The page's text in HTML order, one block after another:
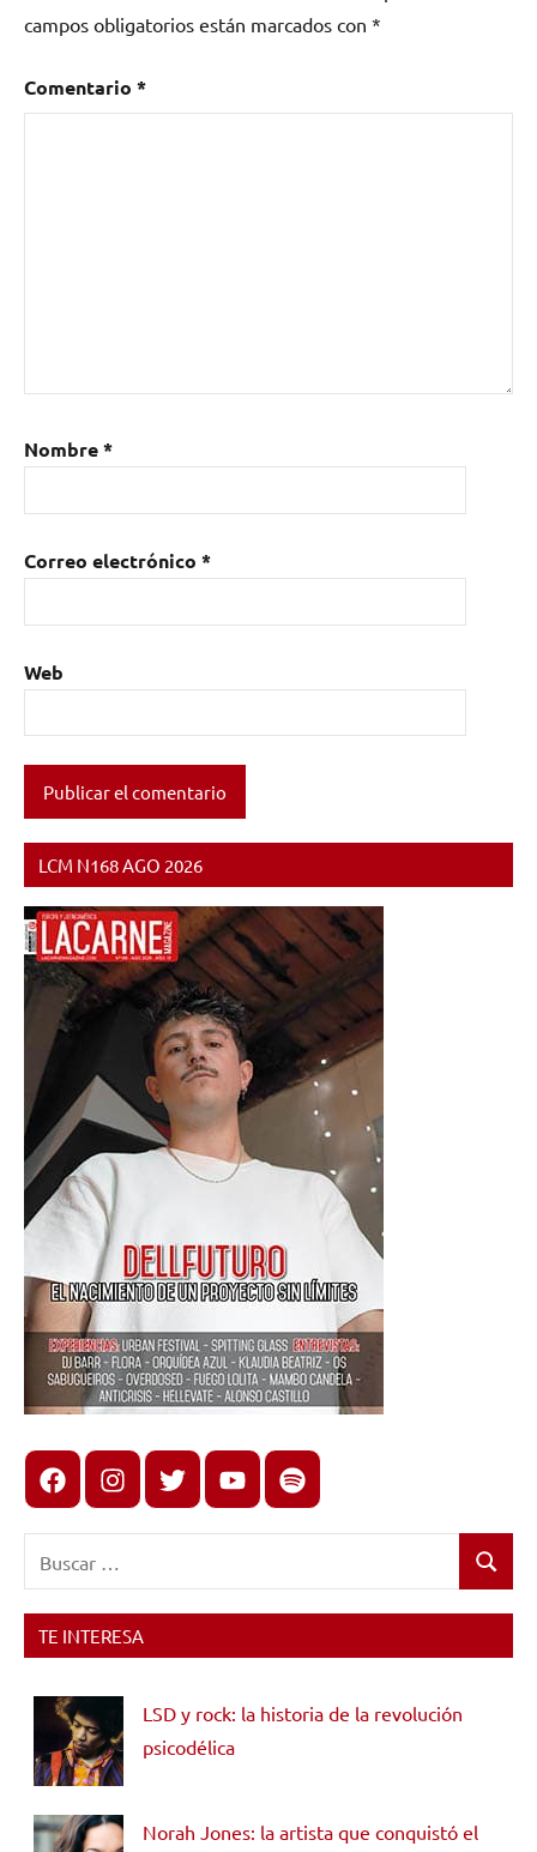
en
campos obligatorios están marcados con *
Comentario *
Nombre*
Correo electrónico *
Web
LCM N168 AGO 2026
FacebookInstagram
X youtubespotify
Buscar
TE INTERESA
LSD y rock: la historia de la revolución
psicodélica
Norah Jones: la artista que conquistó el